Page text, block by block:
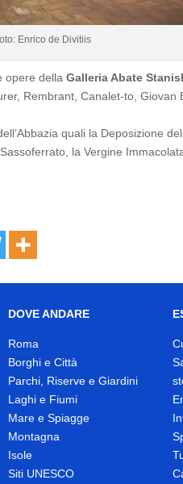
Enrico de Divitiis
opere dellaGalleria Abate
Rembrant, Canalet-to, Giovan
quali la Deposizione del
la Vergine
DOVE ANDARE
Roma
Borghi e Città
Parchi, Riserve e Giardini
Laghi e Fiumi
Mare e Spiagge
Montagna
Isole
Siti UNESCO